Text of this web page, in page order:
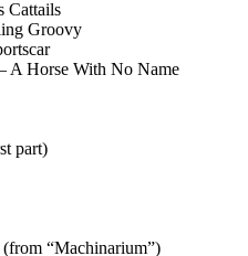
Cattails
Groovy
A Horse With No Name
part)
“Machinarium”)